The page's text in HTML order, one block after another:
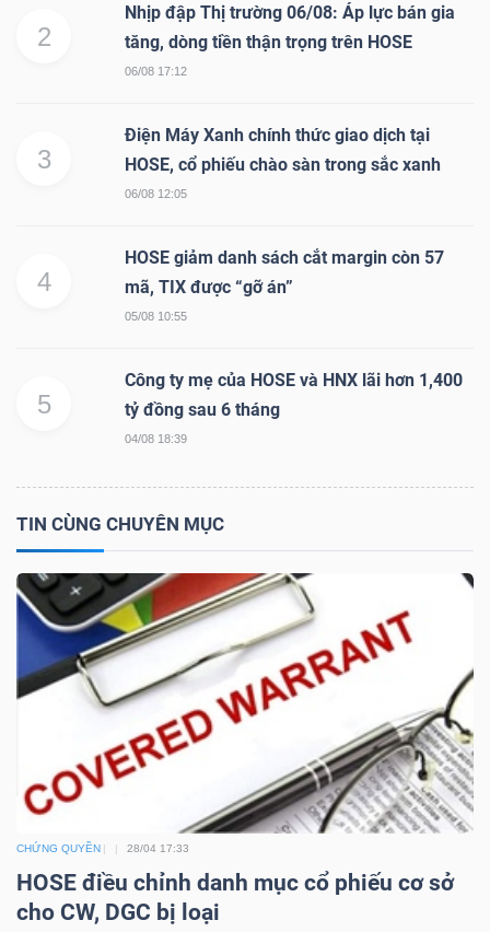
2
Nhịp đập Thị trường 06/08: Áp lực bán gia
tăng, dòng tiền thận trọng trên HOSE
06/08 17:12
3
Điện Máy Xanh chính thức giao dịch tại
HOSE, cổ phiếu chào sàn trong sắc xanh
06/08 12:05
4
HOSE giảm danh sách cắt margin còn 57
mã, TIX được “gỡ án”
05/08 10:55
5
Công ty mẹ của HOSE và HNX lãi hơn 1,400
tỷ đồng sau 6 tháng
04/08 18:39
TIN CÙNG CHUYÊN MỤC
CHỨNG QUYỀN 28/04 17:33
HOSE điều chỉnh danh mục cổ phiếu cơ sở
cho CW, DGC bị loại
NGHIỆP
PHÁI
TRÁI
CỤ
ĐẦU
TƯ
XUẤT
DỮ
Ngành
(-)